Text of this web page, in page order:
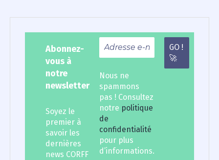
Abonnez-
vous à
notre
newsletter
Soyez le
premier à
savoir les
dernières
news CORFF
Nous ne
spammons
pas ! Consultez
notre politique
de
confidentialité
pour plus
d’informations.